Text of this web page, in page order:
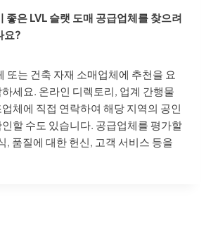
좋은 LVL 슬랫 도매 공급업체를 찾으려
요?
또는 건축 자재 소매업체에 추천을 요
세요. 온라인 디렉토리, 업계 간행물
체에 직접 연락하여 해당 지역의 공인
할 수도 있습니다. 공급업체를 평가할
, 품질에 대한 헌신, 고객 서비스 등을